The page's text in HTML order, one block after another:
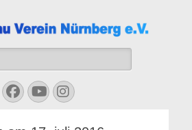
Kanu Verein
Nuernberg
Facebook
YouTube
Instagram